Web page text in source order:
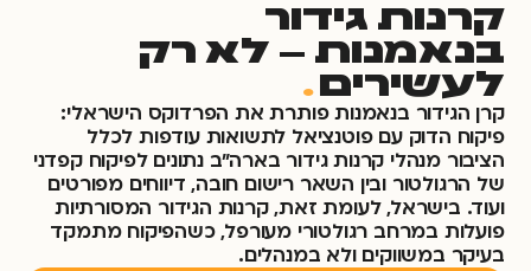
קרנות גידור
בנאמנות – לא רק
לעשירים.
קרן הגידור בנאמנות פותרת את הפרדוקס הישראלי:
פיקוח הדוק עם פוטנציאל לתשואות עודפות לכלל
הציבור מנהלי קרנות גידור בארה"ב נתונים לפיקוח קפדני
של הרגולטור ובין השאר רישום חובה, דיווחים מפורטים
ועוד. בישראל, לעומת זאת, קרנות הגידור המסורתיות
פועלות במרחב רגולטורי מעורפל, כשהפיקוח מתמקד
בעיקר במשווקים ולא במנהלים.